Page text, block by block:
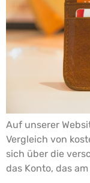
Auf unserer
Vergleich von
sich über die
das Konto, das